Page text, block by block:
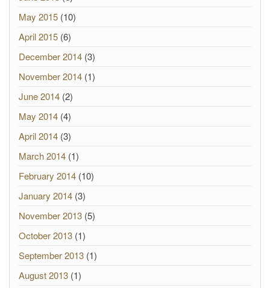
May 2015 (10)
April 2015 (6)
December 2014 (3)
November 2014 (1)
June 2014 (2)
May 2014 (4)
April 2014 (3)
March 2014 (1)
February 2014 (10)
January 2014 (3)
November 2013 (5)
October 2013 (1)
September 2013 (1)
August 2013 (1)